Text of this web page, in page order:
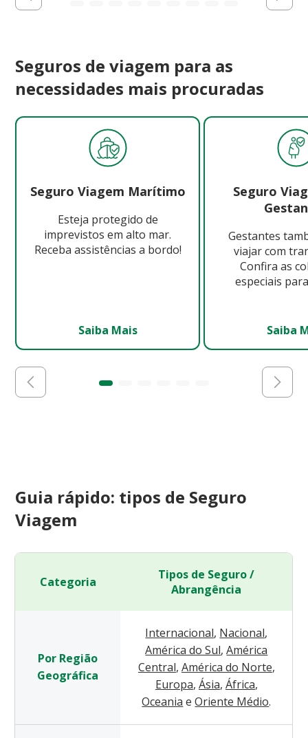
Seguros de viagem para as
necessidades mais procuradas
Seguro Viagem Marítimo
Esteja protegido de
imprevistos em alto mar.
Receba assistências a bordo!
Saiba Mais
Seguro
Gestantes
viajar com
Confira as
especiais
Saiba
Guia rápido: tipos de Seguro
Viagem
Categoria
Tipos de Seguro /
Abrangência
Por Região
Geográfica
Internacional, Nacional,
América do Sul, América
Central, América do Norte,
Europa, Ásia, África,
Oceania e Oriente Médio.